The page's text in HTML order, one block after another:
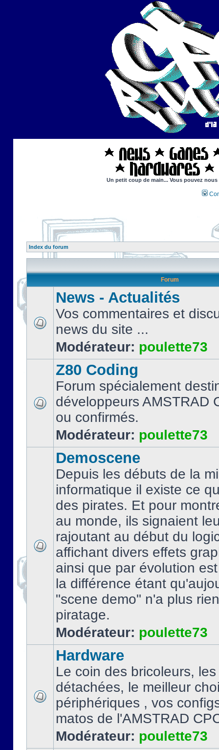
Un petit coup de main... Vous pouvez
Index du forum
Forum
News - Actualités
Vos commentaires et
news du site ...
Modérateur: poulette73
Z80 Coding
Forum spécialement
développeurs AMSTRAD
ou confirmés.
Modérateur: poulette73
Demoscene
Depuis les débuts de la
informatique il existe ce
des pirates. Et pour
au monde, ils signaient
rajoutant au début du
affichant divers effets
ainsi que par évolution
la différence étant
"scene demo" n'a plus
piratage.
Modérateur: poulette73
Hardware
Le coin des bricoleurs,
détachées, le meilleur
périphériques , vos
matos de l'AMSTRAD
Modérateur: poulette73